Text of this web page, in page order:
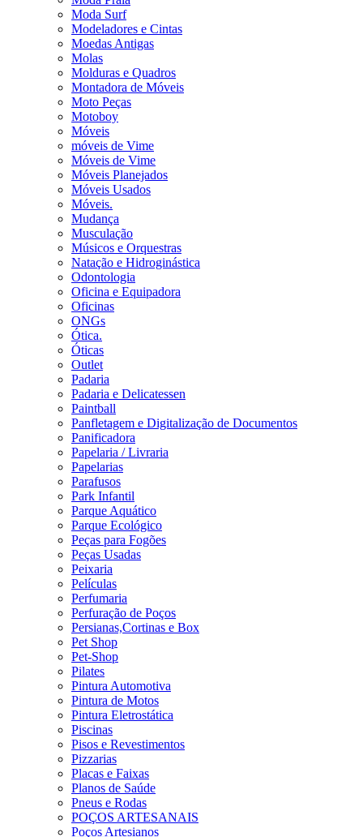
Moda Surf
Modeladores e Cintas
Moedas Antigas
Molas
Molduras e Quadros
Montadora de Móveis
Moto Peças
Motoboy
Móveis
móveis de Vime
Móveis de Vime
Móveis Planejados
Móveis Usados
Móveis.
Mudança
Musculação
Músicos e Orquestras
Natação e Hidroginástica
Odontologia
Oficina e Equipadora
Oficinas
ONGs
Ótica.
Óticas
Outlet
Padaria
Padaria e Delicatessen
Paintball
Panfletagem e Digitalização de Documentos
Panificadora
Papelaria / Livraria
Papelarias
Parafusos
Park Infantil
Parque Aquático
Parque Ecológico
Peças para Fogões
Peças Usadas
Peixaria
Películas
Perfumaria
Perfuração de Poços
Persianas,Cortinas e Box
Pet Shop
Pet-Shop
Pilates
Pintura Automotiva
Pintura de Motos
Pintura Eletrostática
Piscinas
Pisos e Revestimentos
Pizzarias
Placas e Faixas
Planos de Saúde
Pneus e Rodas
POÇOS ARTESANAIS
Poços Artesianos